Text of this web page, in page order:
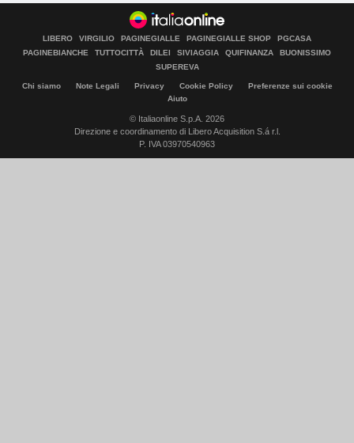
LIBERO VIRGILIO PAGINEGIALLE PAGINEGIALLE SHOP
PGCASA
PAGINEBIANCHE
TUTTOCITTÀ DILEI SIVIAGGIA QUIFINANZA
BUONISSIMO
SUPEREVA
Chi siamo Note Legali Privacy Cookie Policy
Preferenze sui cookie
Aiuto
© Italiaonline S.p.A. 2026
Direzione e coordinamento di Libero Acquisition S.á r.l.
P. IVA 03970540963